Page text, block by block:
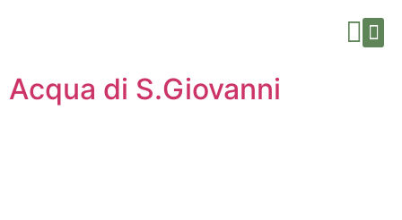
Acqua di S.Giovanni